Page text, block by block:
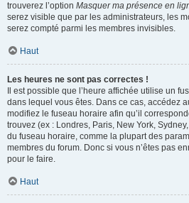
trouverez l’option Masquer ma présence en
serez visible que par les administrateurs, les
serez compté parmi les membres invisibles.
Haut
Les heures ne sont pas correctes !
Il est possible que l’heure affichée utilise un
dans lequel vous êtes. Dans ce cas, accédez
modifiez le fuseau horaire afin qu’il
trouvez (ex : Londres, Paris, New York,
du fuseau horaire, comme la plupart des
membres du forum. Donc si vous n’êtes pas
pour le faire.
Haut